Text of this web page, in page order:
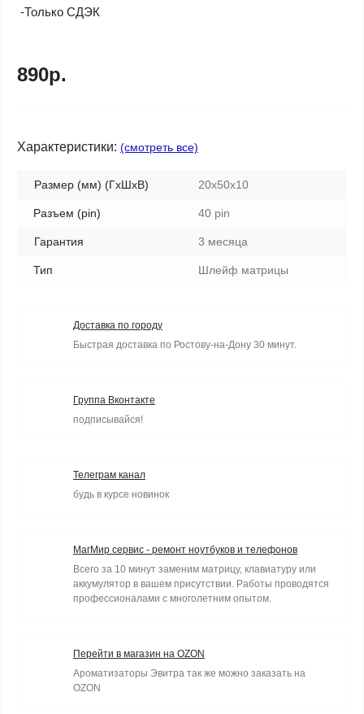
-Только СДЭК
890р.
Характеристики: (смотреть все)
Размер (мм) (ГхШхВ) 20x50x10
Разъем (pin) 40 pin
Гарантия 3 месяца
Тип Шлейф матрицы
Доставка по городу
Быстрая доставка по Ростову-на-Дону 30 минут.
Группа Вконтакте
подписывайся!
Телеграм канал
будь в курсе новинок
МагМир сервис - ремонт ноутбуков и телефонов
Всего за 10 минут заменим матрицу, клавиатуру или
аккумулятор в вашем присутствии. Работы проводятся
профессионалами с многолетним опытом.
Перейти в магазин на OZON
Ароматизаторы Эвитра так же можно заказать на
OZON